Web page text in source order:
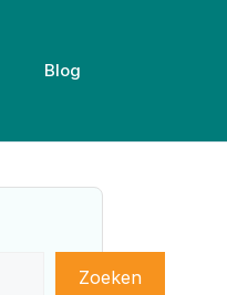
Blog
Zoeken